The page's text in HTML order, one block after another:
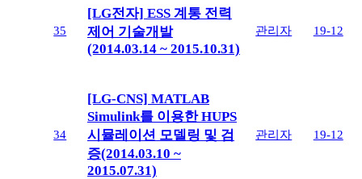
35
[LG전자] ESS 계통 전력
제어 기술개발
(2014.03.14 ~ 2015.10.31)
관리자 19-12
34
[LG-CNS] MATLAB
Simulink를 이용한 HUPS
시뮬레이션 모델링 및 검
증(2014.03.10 ~
2015.07.31)
관리자 19-12